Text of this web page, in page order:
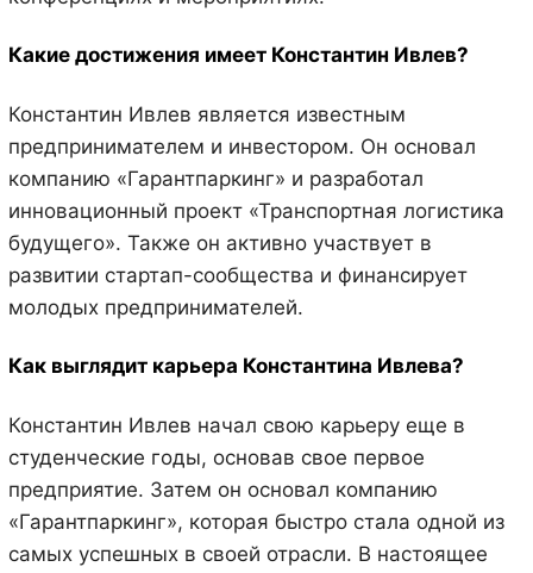
Какие достижения имеет Константин Ивлев?
Константин Ивлев является известным
предпринимателем и инвестором. Он основал
компанию «Гарантпаркинг» и разработал
инновационный проект «Транспортная логистика
будущего». Также он активно участвует в
развитии стартап-сообщества и финансирует
молодых предпринимателей.
Как выглядит карьера Константина Ивлева?
Константин Ивлев начал свою карьеру еще в
студенческие годы, основав свое первое
предприятие. Затем он основал компанию
«Гарантпаркинг», которая быстро стала одной из
самых успешных в своей отрасли. В настоящее